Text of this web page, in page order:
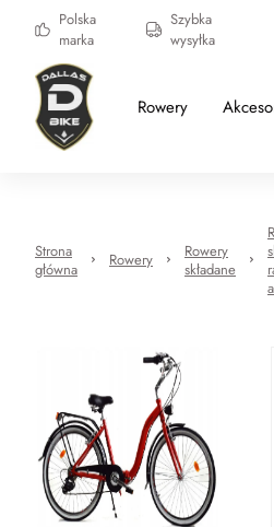
Polska
marka
Szybka
wysyłka
Rowery
Strona
główna
Rowery
Rowery
składane